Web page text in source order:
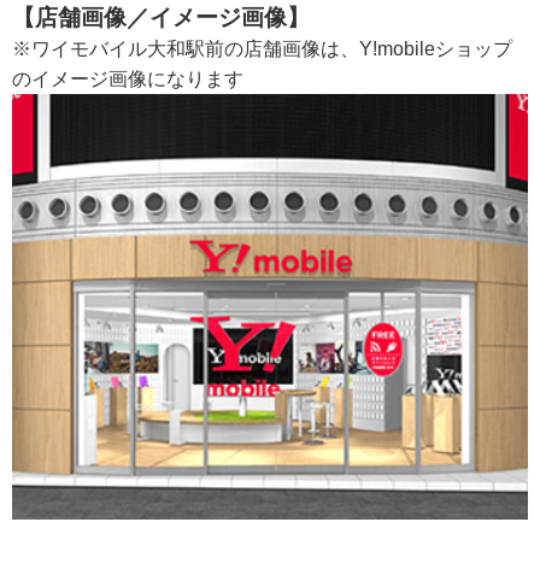
【店舗画像／イメージ画像】
※ワイモバイル大和駅前の店舗画像は、Y!mobileショップ
のイメージ画像になります